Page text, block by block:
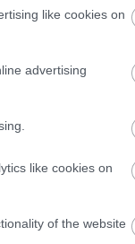
like cookies on
advertising
like cookies on
of the website
Powell,
to the
2004.
médiának,
a 4-es
Új
A
A
A
A